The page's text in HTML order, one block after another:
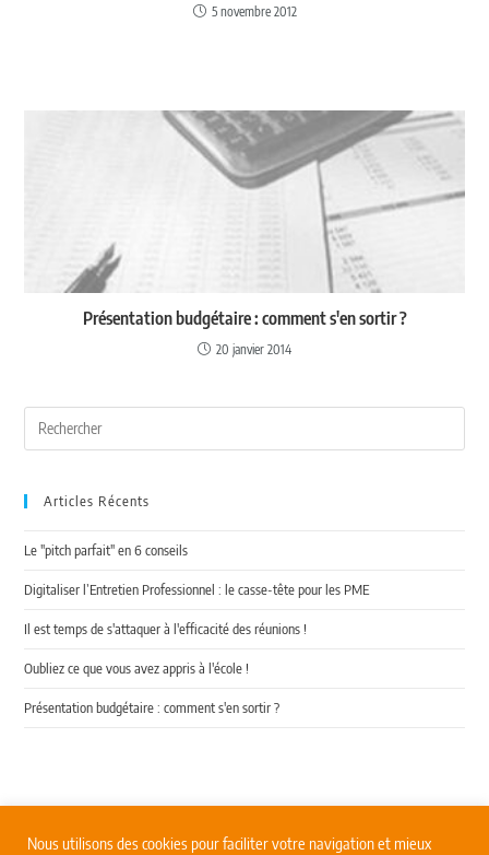
5 novembre 2012
Présentation budgétaire : comment s'en sortir ?
20 janvier 2014
Articles Récents
Le "pitch parfait" en 6 conseils
Digitaliser l’Entretien Professionnel : le casse-tête pour les PME
Il est temps de s'attaquer à l'efficacité des réunions !
Oubliez ce que vous avez appris à l'école !
Présentation budgétaire : comment s'en sortir ?
Nous utilisons des cookies pour faciliter votre navigation et mieux